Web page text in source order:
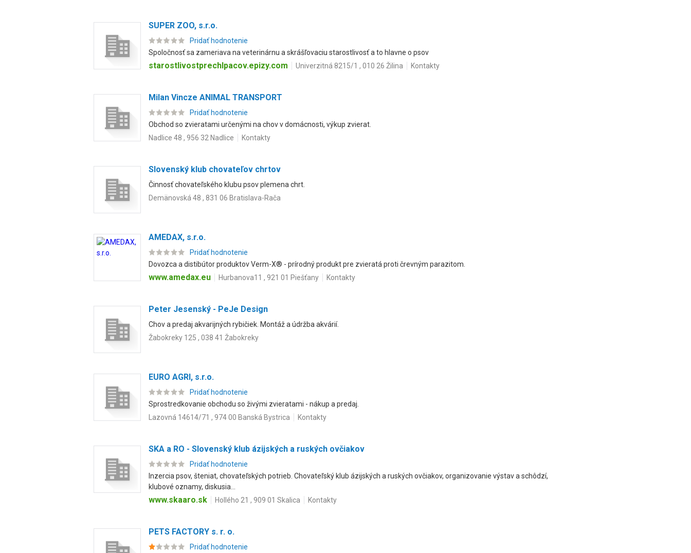
SUPER ZOO, s.r.o.
Pridať hodnotenie
Spoločnosť sa zameriava na veterinárnu a skrášľovaciu starostlivosť a to hlavne o psov
starostlivostprechlpacov.epizy.com Univerzitná 8215/1 , 010 26 Žilina Kontakty
Milan Vincze ANIMAL TRANSPORT
Pridať hodnotenie
Obchod so zvieratami určenými na chov v domácnosti, výkup zvierat.
Nadlice 48 , 956 32 Nadlice
Kontakty
Slovenský klub chovateľov chrtov
Činnosť chovateľského klubu psov plemena chrt.
Demänovská 48 , 831 06 Bratislava-Rača
AMEDAX, s.r.o.
Pridať hodnotenie
Dovozca a distibútor produktov Verm-X® - prírodný produkt pre zvieratá proti črevným parazitom.
www.amedax.eu Hurbanova11 , 921 01 Piešťany Kontakty
Peter Jesenský - PeJe Design
Chov a predaj akvarijných rybičiek. Montáž a údržba akvárií.
Žabokreky 125 , 038 41 Žabokreky
EURO AGRI, s.r.o.
Pridať hodnotenie
Sprostredkovanie obchodu so živými zvieratami - nákup a predaj.
Lazovná 14614/71 , 974 00 Banská Bystrica
Kontakty
SKA a RO - Slovenský klub ázijských a ruských ovčiakov
Pridať hodnotenie
Inzercia psov, šteniat, chovateľských potrieb. Chovateľský klub ázijských a ruských ovčiakov, organizovanie výstav a schôdzí,
klubové oznamy, diskusia...
www.skaaro.sk Hollého 21 , 909 01 Skalica Kontakty
PETS FACTORY s. r. o.
Pridať hodnotenie